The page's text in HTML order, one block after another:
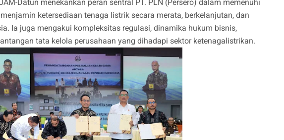
Datun menekankan peran sentral PT. PLN (Persero) dalam memenuhi
ketersediaan tenaga listrik secara merata, berkelanjutan, dan
Ia juga mengakui kompleksitas regulasi, dinamika hukum bisnis,
tata kelola perusahaan yang dihadapi sektor ketenagalistrikan.